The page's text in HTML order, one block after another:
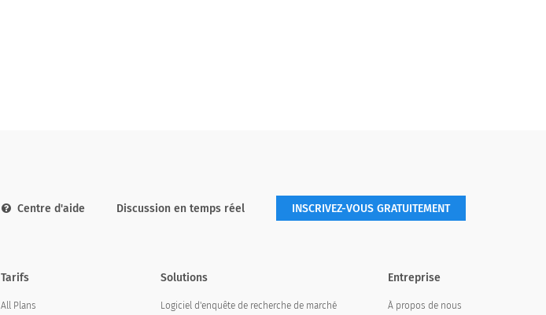
Centre d'aide Discussion en temps réel INSCRIVEZ-VOUS GRATUITEMENT
Tarifs
All Plans
Solutions
Logiciel d'enquête de recherche de marché
Entreprise
À propos de nous